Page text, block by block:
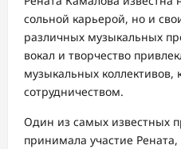
сольной карьерой, но и
различных музыкальных
вокал и творчество
музыкальных коллективов,
сотрудничеством.
Один из самых известных
принимала участие